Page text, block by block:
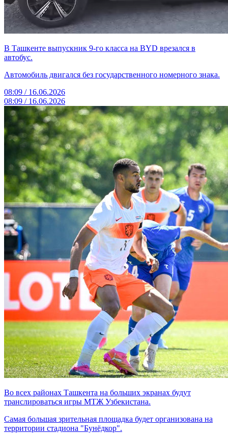
В Ташкенте выпускник 9-го класса на BYD врезался в
автобус.
Автомобиль двигался без государственного номерного знака.
08:09 / 16.06.2026
08:09 / 16.06.2026
Во всех районах Ташкента на больших экранах будут
транслироваться игры МТЖ Узбекистана.
Самая большая зрительная площадка будет организована на
территории стадиона "Бунёдкор".